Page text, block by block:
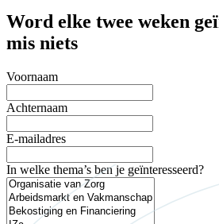
Word elke twee weken
mis niets
Voornaam
Achternaam
E-mailadres
In welke thema’s ben je geïnteresseerd?